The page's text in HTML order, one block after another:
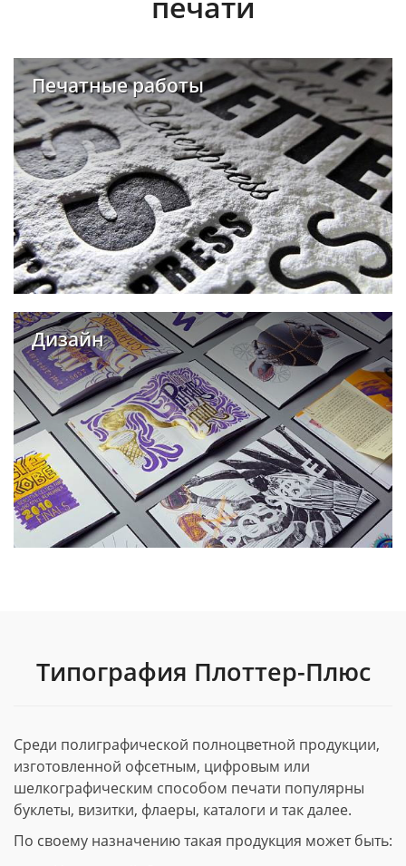
Печатные работы
Дизайн
Типография Плоттер-Плюс
Среди полиграфической полноцветной продукции,
изготовленной офсетным, цифровым или
шелкографическим способом печати популярны
буклеты, визитки, флаеры, каталоги и так далее.
По своему назначению такая продукция может быть: